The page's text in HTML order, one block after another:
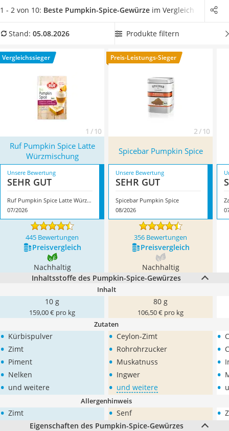
Trüffelöl
Müsli ohne Zuckerzusatz
Service
Getränk eine herbstlich-weihnachtliche Note. Ganz egal, ob
Bananenbrot.Wählen Sie jetzt aus unserer Produkttabelle ein
Inhaltsstoffe zu verzichten. Überzeugt hat uns hier im August
2026 besonders das Modell
Ruf Pumpkin Spice Latte
Würzmischung* mit seinen Eigenschaften.
1 - 2 von 10: Beste Pumpkin-Spice-Gewürze im Vergleich
Stand: 05.08.2026 Produkte filtern
Vergleichssieger
1 / 10
Preis-Leistungs-Sieger
2 / 10
Ruf Pumpkin Spice Latte
Würzmischung
Spicebar Pumpkin Spice
Unsere Bewertung
SEHR GUT
Ruf Pumpkin Spice Latte Würzmischung
07/2026
Unsere Bewertung
SEHR GUT
Spicebar Pumpkin Spice
08/2026
445 Bewertungen 356 Bewertungen
Preis­vergleich Preis­vergleich
Nachhaltig
Nachhaltig
Inhaltsstoffe des Pumpkin-Spice-Gewürzes
Inhalt
10 g
159,00 € pro kg
80 g
106,50 € pro kg
Zutaten
• Kürbispulver
• Zimt
• Piment
• Nelken
• und weitere
• Ceylon-Zimt
• Rohrohrzucker
• Muskatnuss
• Ingwer
• und weitere
•
•
•
•
•
Allergenhinweis
• Zimt • Senf •
Eigenschaften des Pumpkin-Spice-Gewürzes